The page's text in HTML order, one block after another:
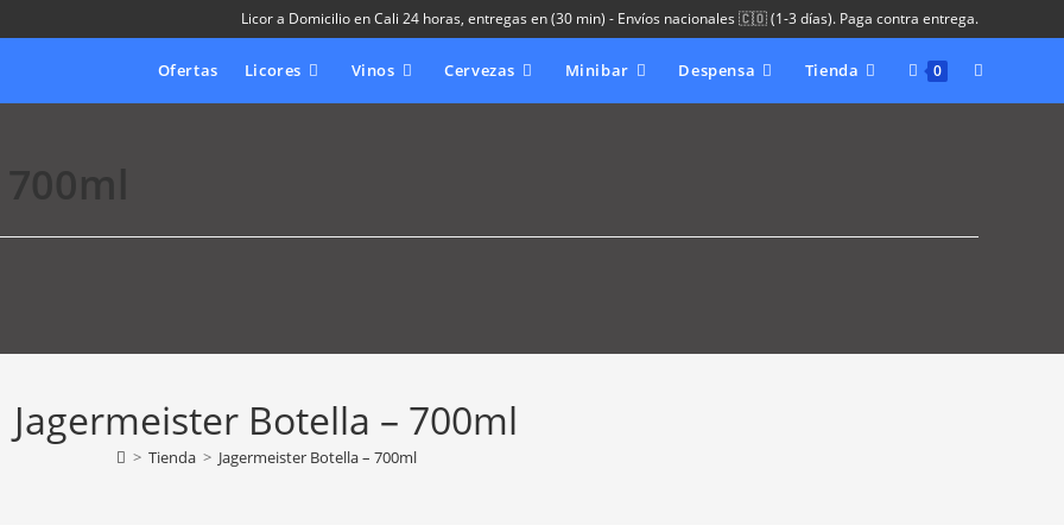
Licor a Domicilio en Cali 24 horas, entregas en (30 min) - Envíos nacionales 🇨🇴 (1-3 días). Paga contra entrega.
Ofertas Licores Vinos Cervezas Minibar Despensa Tienda 0 Alternar
Jagermeister Botella – 700ml
> Tienda > Jagermeister Botella – 700ml